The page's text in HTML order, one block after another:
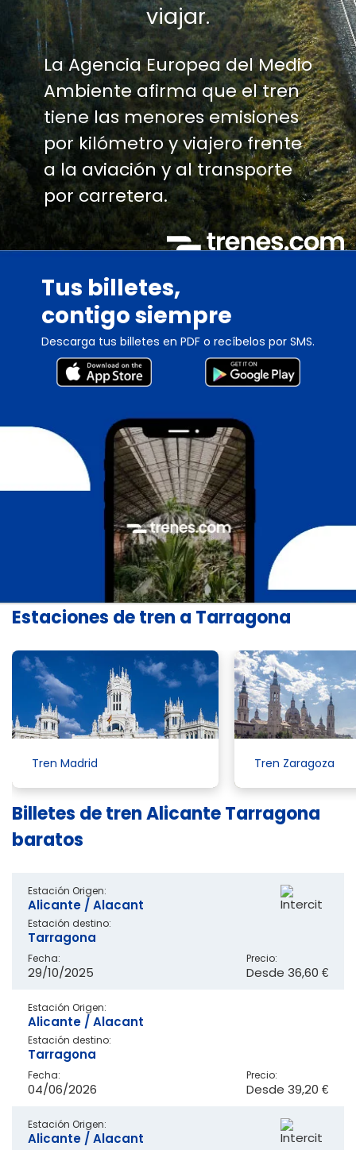
viajar.
La Agencia Europea del Medio
Ambiente afirma que el tren
tiene las menores emisiones
por kilómetro y viajero frente
a la aviación y al transporte
por carretera.
Tus billetes,
contigo siempre
Descarga tus billetes en PDF o recíbelos por SMS.
Estaciones de tren a Tarragona
Tren Madrid Tren Zaragoza
Billetes de tren Alicante Tarragona
baratos
Estación Origen:
Alicante / Alacant
Estación destino:
Tarragona
Fecha:
29/10/2025
Precio:
Desde 36,60 €
Estación Origen:
Alicante / Alacant
Estación destino:
Tarragona
Fecha:
04/06/2026
Precio:
Desde 39,20 €
Estación Origen:
Alicante / Alacant